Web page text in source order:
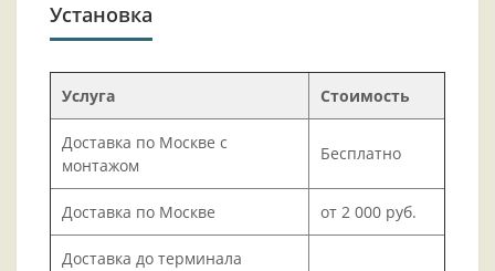
Установка
Услуга Стоимость
Доставка по Москве с
монтажом
Бесплатно
Доставка по Москве от 2 000 руб.
Доставка до терминала